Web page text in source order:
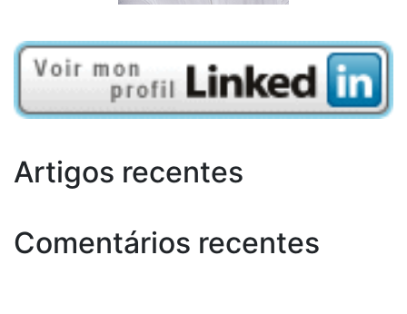
Artigos recentes
Comentários recentes